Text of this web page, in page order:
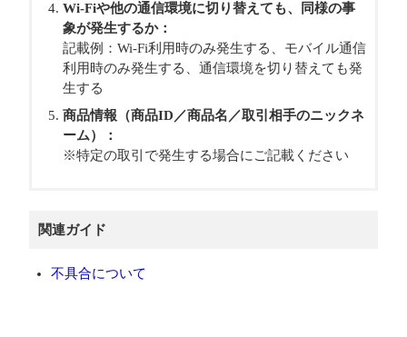
Wi-Fiや他の通信環境に切り替えても、同様の事
象が発生するか：
記載例：Wi-Fi利用時のみ発生する、モバイル通信
利用時のみ発生する、通信環境を切り替えても発
生する
商品情報（商品ID／商品名／取引相手のニックネ
ーム）：
※特定の取引で発生する場合にご記載ください
関連ガイド
不具合について